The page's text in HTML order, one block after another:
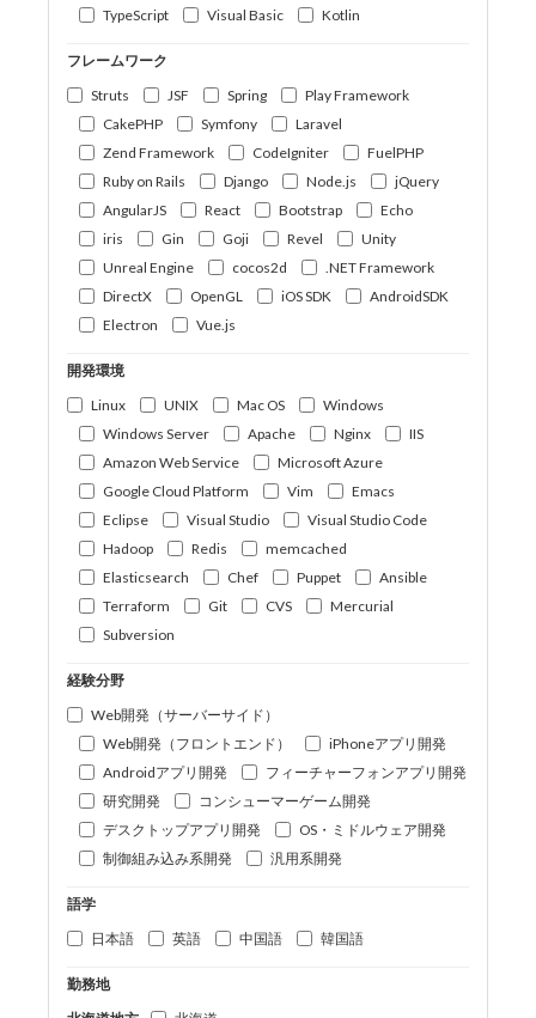
TypeScript
Visual Basic Kotlin
フレームワーク
Struts
JSF Spring
Play Framework
CakePHP
Symfony
Laravel
Zend Framework
CodeIgniter
FuelPHP
Ruby on Rails
Django Node.js
jQuery
AngularJS
React Bootstrap
Echo
iris
Gin Goji Revel
Unity
Unreal Engine
cocos2d
.NET Framework
DirectX
OpenGL iOS SDK
AndroidSDK
Electron
Vue.js
開発環境
Linux
UNIX Mac OS
Windows
Windows Server
Apache Nginx
IIS
Amazon Web Service
Microsoft Azure
Google Cloud Platform
Vim
Emacs
Eclipse
Visual Studio
Visual Studio Code
Hadoop
Redis
memcached
Elasticsearch
Chef Puppet
Ansible
Terraform
Git CVS
Mercurial
Subversion
経験分野
Web開発（サーバーサイド）
Web開発（フロントエンド）
iPhoneアプリ開発
Androidアプリ開発
フィーチャーフォンアプリ開発
研究開発
コンシューマーゲーム開発
デスクトップアプリ開発
OS・ミドルウェア開発
制御組み込み系開発
汎用系開発
語学
日本語
英語 中国語 韓国語
勤務地